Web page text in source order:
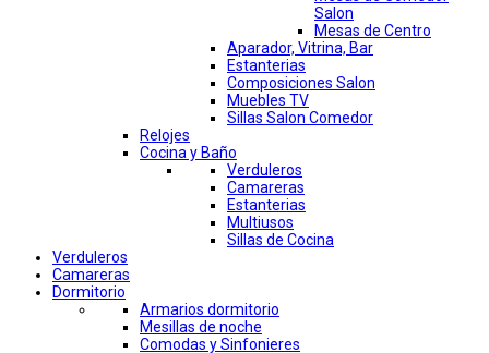
Salon
Mesas de Centro
Aparador, Vitrina, Bar
Estanterias
Composiciones Salon
Muebles TV
Sillas Salon Comedor
Relojes
Cocina y Baño
Verduleros
Camareras
Estanterias
Multiusos
Sillas de Cocina
Verduleros
Camareras
Dormitorio
Armarios dormitorio
Mesillas de noche
Comodas y Sinfonieres